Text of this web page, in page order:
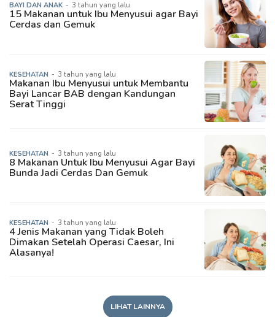
BAYI DAN ANAK - 3 tahun yang lalu
15 Makanan untuk Ibu Menyusui agar Bayi
Cerdas dan Gemuk
KESEHATAN - 3 tahun yang lalu
Makanan Ibu Menyusui untuk Membantu
Bayi Lancar BAB dengan Kandungan
Serat Tinggi
KESEHATAN - 3 tahun yang lalu
8 Makanan Untuk Ibu Menyusui Agar Bayi
Bunda Jadi Cerdas Dan Gemuk
KESEHATAN - 3 tahun yang lalu
4 Jenis Makanan yang Tidak Boleh
Dimakan Setelah Operasi Caesar, Ini
Alasanya!
LIHAT LAINNYA